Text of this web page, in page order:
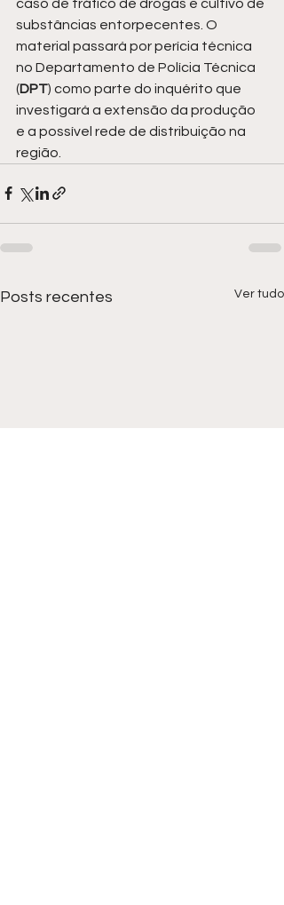
caso de tráfico de drogas e cultivo de
substâncias entorpecentes. O
material passará por perícia técnica
no Departamento de Polícia Técnica
(DPT) como parte do inquérito que
investigará a extensão da produção
e a possível rede de distribuição na
região.
Posts recentes Ver tudo